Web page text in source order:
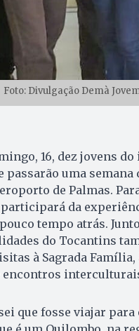
Foto: Divulgação Demà
16, dez jovens
passarão uma
de Palmas.
participará da
tempo atrás.
do Tocantins
à Sagrada
encontros
que fosse viajar